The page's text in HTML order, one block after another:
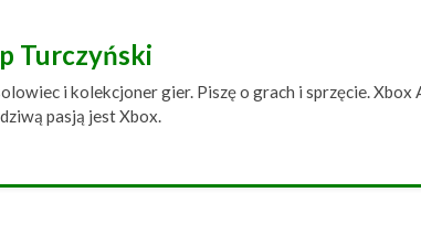
Turczyński
i kolekcjoner gier. Piszę o grach i sprzęcie. Xbox
pasją jest Xbox.